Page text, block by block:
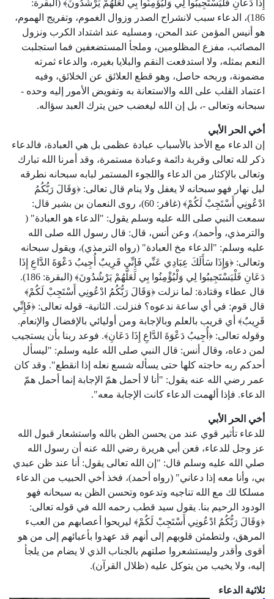
إِذا دَعانِ فَلْيَسْتَجِيبُوا لِي وَلْيُؤْمِنُوا بِي لَعَلَّهُمْ يَرْشُدُونَ﴾ (البقرة:
186)، الدعاء سبب لانشراح الصدر وزوال الغموم، وتفريج الهموم،
هو أنيس المؤمن عند المحن، ومسليه عند اشتداد الكرب ونزول
المصائب، مفزع المظلومين، وملجأ المستضعفين فما استجلبت
النعم بمثله، ولا استدفعت النقم والبلايا بغيره، والدعاء ثمرته
مضمونة، وربحه حاصل، وهو قطع العلائق عن الخلائق، وفيه
اعتماد القلب على الله والاستعانة به وتفويض الأمور إليه وحده -
سبحانه وتعالى -، بل إن الله ليغضب حين يترك العبد سؤاله.
أخي الحر الأبي
إن الدعاء مع الأخذ بالأسباب عبادة عظمى بل هي العبادة، فالدعاء
ذكر لله تعالى وقربة دائمة وعبادة مستمرة، وقد أمرنا الله تبارك
وتعالى بالإكثار من الدعاء واللجوء المستمر لبابه سبحانه نطرقه
ليل نهار فهو سبحانه لا يغفل ولا ينام قال تعالى: ﴿وَقَالَ رَبُّكُمُ
ادْعُونِي أَسْتَجِبْ لَكُمْ﴾ (غافر: 60)، روى النعمان بن بشير قال:
سمعت النبي صلى الله عليه وسلم يقول: "الدعاء هو العبادة" (
والترمذي، وأحمد)، وعن أنس، قال: قال رسول الله صلى الله
عليه وسلم: "الدعاء مخ العبادة" (رواه الترمذي)، ويقول سبحانه
وتعالى: ﴿وَإِذَا سَأَلَكَ عِبَادِي عَنِّي فَإِنِّي قَرِيبٌ أُجِيبُ دَعْوَةَ الدَّاعِ إِذَا
دَعَانِ فَلْيَسْتَجِيبُوا لِي وَلْيُؤْمِنُوا بِي لَعَلَّهُمْ يَرْشُدُونَ﴾ (البقرة: 186).
قال عطاء وقتادة: لما نزلت ﴿وَقَالَ رَبُّكُمُ ادْعُونِي أَسْتَجِبْ لَكُمْ﴾
قال قوم: في أي ساعة ندعوه؟ فنزلت. الثانية- قوله تعالى: ﴿فَإِنِّي
قَرِيبٌ﴾ أي قريب بالعلم وبالإجابة ومن أوليائي بالإفضال والإنعام.
وقوله تعالى: ﴿أُجِيبُ دَعْوَةَ الدَّاعِ إِذَا دَعَانِ﴾. فوعد ربنا بأن يستجيب
لمن دعاه، وقال أنس: قال النبي صلى الله عليه وسلم: "ليسأل
أحدكم ربه حاجته كلها حتى يسأله شسع نعله إذا انقطع". وقد كان
عمر رضي الله عنه يقول: "أنا لا أحمل همّ الإجابة إنما أحمل همّ
الدعاء. فإذا ألهمت الدعاء كانت الإجابة معه".
أخي الحر الأبي
للدعاء تأثير قوي عند من يحسن الظن بالله واستشعار قبول الله
عز وجل للدعاء، فعن أبي هريرة رضي الله عنه أن رسول الله
صلي الله عليه وسلم قال: "إن الله تعالى يقول: أنا عند ظن عبدي
بي، وأنا معه إذا دعاني" (رواه أحمد)، فخذ أخي الحبيب من الدعاء
مسلكا لك مع الله تناجيه وتدعوه وتحسن الظن به سبحانه فهو
الودود الرحيم بنا. يقول سيد قطب رحمه الله في قوله تعالى:
﴿وَقَالَ رَبُّكُمُ ادْعُونِي أَسْتَجِبْ لَكُمْ﴾ ليريحوا أعصابهم من العبء
المرهق، ولتطمئن قلوبهم إلى أنهم قد عهدوا بأعبائهم إلى من هو
أقوى وأقدر وليستشعروا صلتهم بالجناب الذي لا يضام من يلجأ
إليه، ولا يخيب من يتوكل عليه (ظلال القرآن).
ثلاثية الدعاء